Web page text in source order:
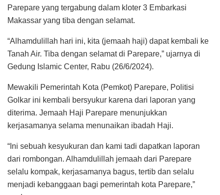
Parepare yang tergabung dalam kloter 3 Embarkasi
Makassar yang tiba dengan selamat.
“Alhamdulillah hari ini, kita (jemaah haji) dapat kembali ke
Tanah Air. Tiba dengan selamat di Parepare,” ujarnya di
Gedung Islamic Center, Rabu (26/6/2024).
Mewakili Pemerintah Kota (Pemkot) Parepare, Politisi
Golkar ini kembali bersyukur karena dari laporan yang
diterima. Jemaah Haji Parepare menunjukkan
kerjasamanya selama menunaikan ibadah Haji.
“Ini sebuah kesyukuran dan kami tadi dapatkan laporan
dari rombongan. Alhamdulillah jemaah dari Parepare
selalu kompak, kerjasamanya bagus, tertib dan selalu
menjadi kebanggaan bagi pemerintah kota Parepare,”